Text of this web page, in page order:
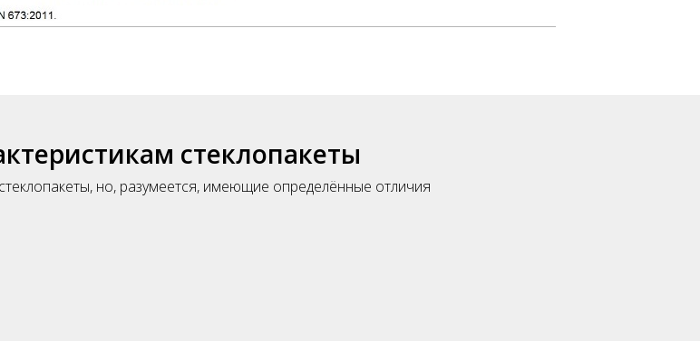
стеклопакеты
но, разумеется, имеющие определённые отличия